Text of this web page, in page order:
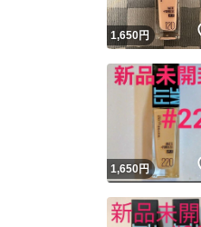
1,650円
1,650円